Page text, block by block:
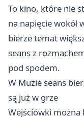
To kino, które nie
na napięcie wokół
bierze temat
seans z
pod spodem.
W Muzie seans
są już w grze
Wejściówki można